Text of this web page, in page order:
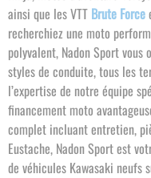
ainsi que les VTT Brute Force
recherchiez une moto
polyvalent, Nadon Sport
styles de conduite, tous les
l’expertise de notre équipe
financement moto
complet incluant entretien,
Eustache, Nadon Sport est
de véhicules Kawasaki neufs